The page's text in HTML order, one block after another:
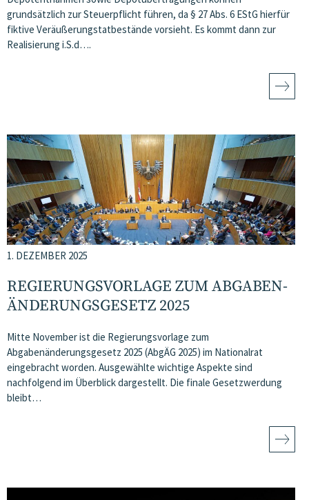
grundsätzlich zur Steuerpflicht führen, da § 27 Abs. 6 EStG hierfür
fiktive Veräußerungstatbestände vorsieht. Es kommt dann zur
Realisierung i.S.d….
1. DEZEMBER 2025
REGIERUNGSVORLAGE ZUM ABGABEN­
ÄNDERUNGS­GESETZ 2025
Mitte November ist die Regierungsvorlage zum
Abgabenänderungsgesetz 2025 (AbgÄG 2025) im Nationalrat
eingebracht worden. Ausgewählte wichtige Aspekte sind
nachfolgend im Überblick dargestellt. Die finale Gesetzwerdung
bleibt…